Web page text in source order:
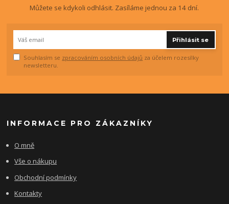
Můžete se kdykoli odhlásit. Zasíláme jednou za 14 dní.
Přihlásit se
Souhlasím se zpracováním osobních údajů za účelem rozesílky
newsletteru.
INFORMACE PRO ZÁKAZNÍKY
O mně
Vše o nákupu
Obchodní podmínky
Kontakty